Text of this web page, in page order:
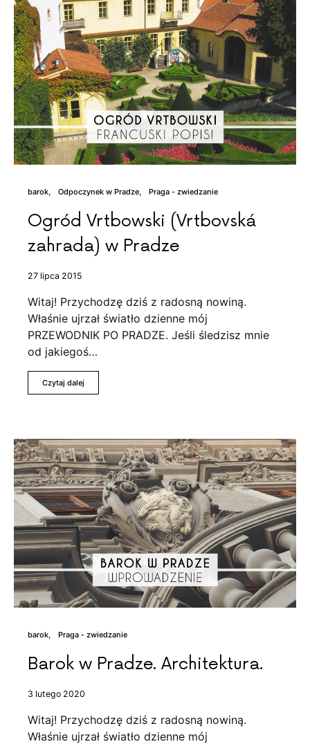
barok Odpoczynek w Pradze Praga - zwiedzanie
Ogród Vrtbowski (Vrtbovská
zahrada) w Pradze
27 lipca 2015
Witaj! Przychodzę dziś z radosną nowiną.
Właśnie ujrzał światło dzienne mój
PRZEWODNIK PO PRADZE. Jeśli śledzisz mnie
od jakiegoś…
Czytaj dalej
barok Praga - zwiedzanie
Barok w Pradze. Architektura.
3 lutego 2020
Witaj! Przychodzę dziś z radosną nowiną.
Właśnie ujrzał światło dzienne mój